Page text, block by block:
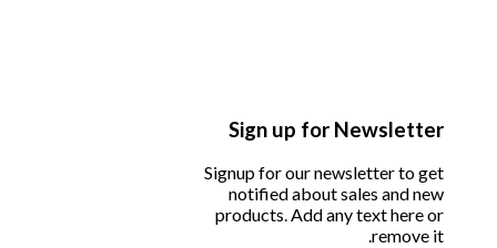
Sign up for Newsletter
Signup for our newsletter to get
notified about sales and new
products. Add any text here or
remove it.